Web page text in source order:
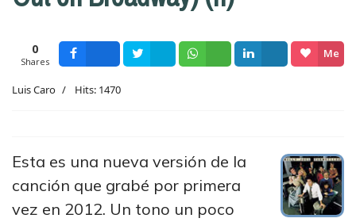
0
Shares
Me
Luis Caro
Hits: 1470
Esta es una nueva versión de la
canción que grabé por primera
vez en 2012. Un tono un poco